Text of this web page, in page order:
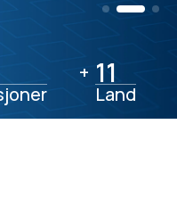
+ 11
11
Land